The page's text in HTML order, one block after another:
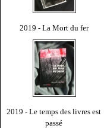
2019 - La Mort du fer
2019 - Le temps des livres est
passé